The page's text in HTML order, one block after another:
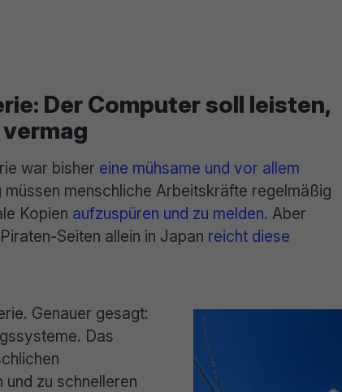
Der Computer soll leisten,
war bisher eine mühsame und vor allem
müssen menschliche Arbeitskräfte regelmäßig
Kopien aufzuspüren und zu melden. Aber
Seiten allein in Japan reicht diese
Genauer gesagt:
Das
zu schnelleren